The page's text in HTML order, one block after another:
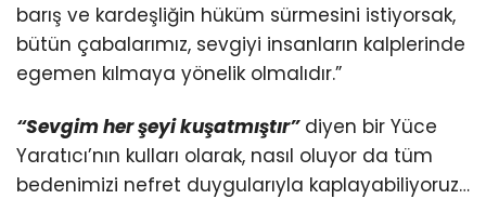
barış ve kardeşliğin hüküm sürmesini istiyorsak,
bütün çabalarımız, sevgiyi insanların kalplerinde
egemen kılmaya yönelik olmalıdır.”
“Sevgim her şeyi kuşatmıştır”diyen bir Yüce
Yaratıcı’nın kulları olarak, nasıl oluyor da tüm
bedenimizi nefret duygularıyla kaplayabiliyoruz…